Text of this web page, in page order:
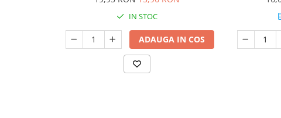
IN STOC
ADAUGA IN COS